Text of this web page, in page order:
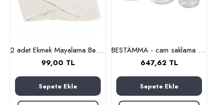
2 adet Ekmek Mayalama Bezi 50x70 cm, %100 Pamuk Amerikan Pasa Bezi
99,00 TL
Sepete Ekle
BESTÄMMA - cam saklama kabı seti (cam)
647,62 TL
Sepete Ekle